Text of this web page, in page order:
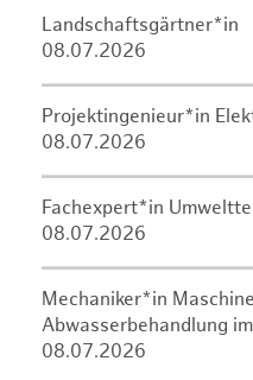
Landschaftsgärtner*in
08.07.2026
Projektingenieur*in
08.07.2026
Fachexpert*in
08.07.2026
Mechaniker*in
Abwasserbehandlung
08.07.2026